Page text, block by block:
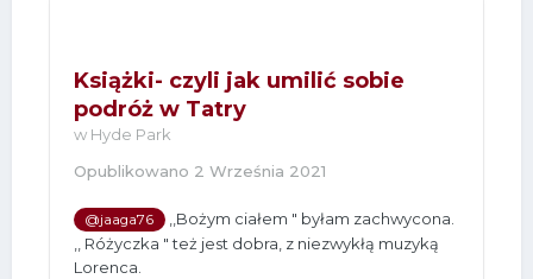
Książki- czyli jak umilić sobie
podróż w Tatry
w Hyde Park
Opublikowano 2 Września 2021
@jaaga76
,,Bożym ciałem " byłam zachwycona.
,, Różyczka " też jest dobra, z niezwykłą muzyką
Lorenca.